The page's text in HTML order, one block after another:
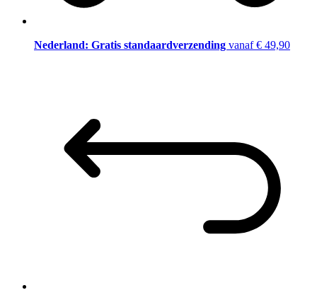
Nederland: Gratis standaardverzending vanaf € 49,90